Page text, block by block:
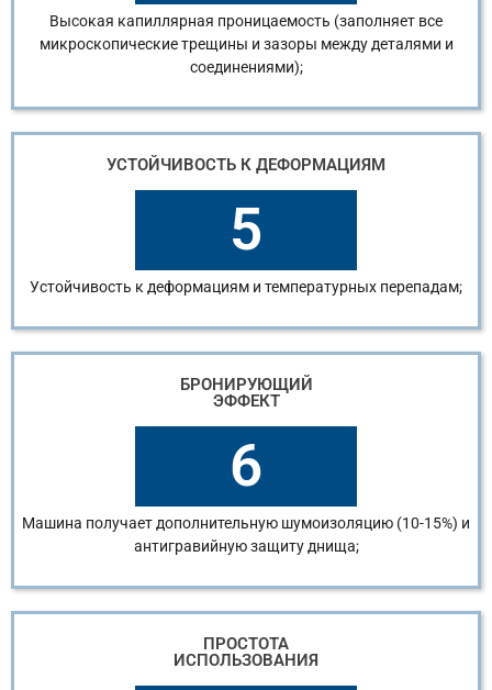
Высокая капиллярная проницаемость (заполняет все
микроскопические трещины и зазоры между деталями и
соединениями);
УСТОЙЧИВОСТЬ К ДЕФОРМАЦИЯМ
5
Устойчивость к деформациям и температурных перепадам;
БРОНИРУЮЩИЙ
ЭФФЕКТ
6
Машина получает дополнительную шумоизоляцию (10-15%) и
антигравийную защиту днища;
ПРОСТОТА
ИСПОЛЬЗОВАНИЯ